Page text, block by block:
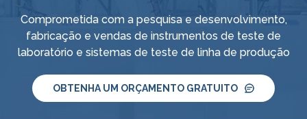
Comprometida com a pesquisa e desenvolvimento,
fabricação e vendas de instrumentos de teste de
laboratório e sistemas de teste de linha de produção
OBTENHA UM ORÇAMENTO GRATUITO